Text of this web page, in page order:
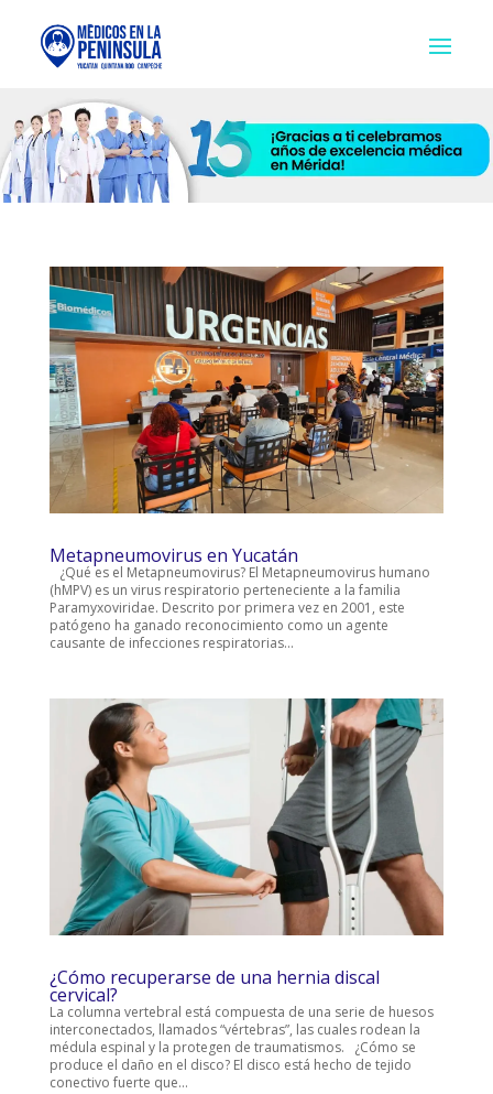
Metapneumovirus en Yucatán
¿Qué es el Metapneumovirus? El Metapneumovirus humano
(hMPV) es un virus respiratorio perteneciente a la familia
Paramyxoviridae. Descrito por primera vez en 2001, este
patógeno ha ganado reconocimiento como un agente
causante de infecciones respiratorias...
¿Cómo recuperarse de una hernia discal
cervical?
La columna vertebral está compuesta de una serie de huesos
interconectados, llamados “vértebras”, las cuales rodean la
médula espinal y la protegen de traumatismos. ¿Cómo se
produce el daño en el disco? El disco está hecho de tejido
conectivo fuerte que...